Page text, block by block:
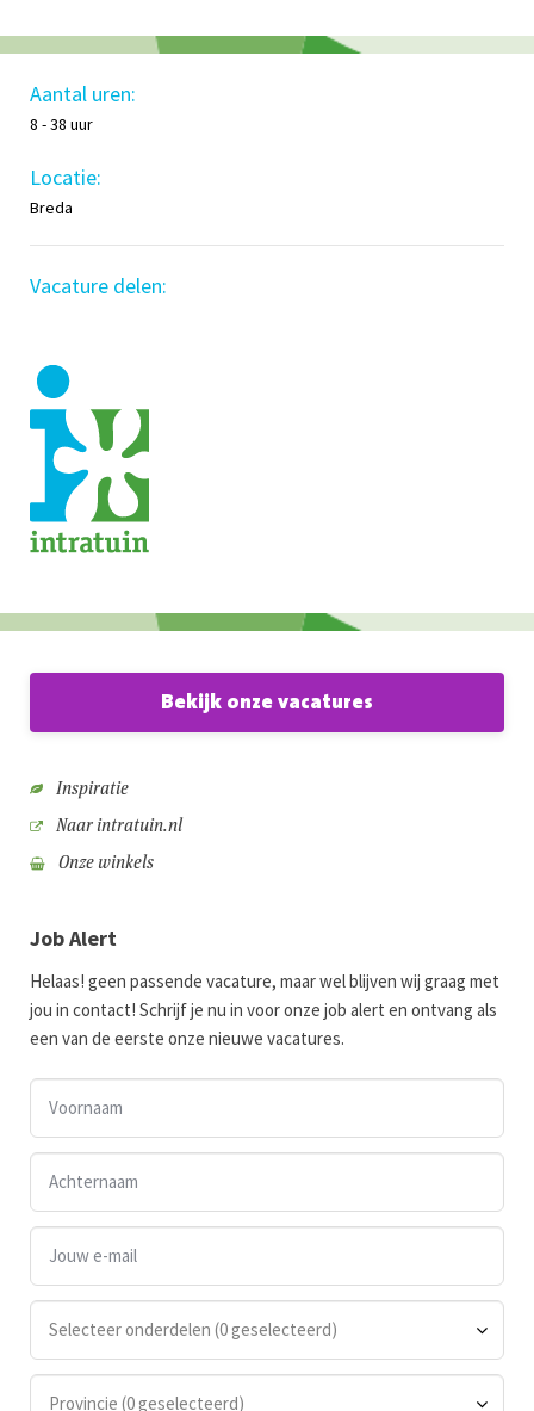
Aantal uren:
8 - 38 uur
Locatie:
Breda
Vacature delen:
Bekijk onze vacatures
Inspiratie
Naar intratuin.nl
Onze winkels
Job Alert
Helaas! geen passende vacature, maar wel blijven wij graag met
jou in contact! Schrijf je nu in voor onze job alert en ontvang als
een van de eerste onze nieuwe vacatures.
Selecteer onderdelen (0 geselecteerd)
Provincie (0 geselecteerd)